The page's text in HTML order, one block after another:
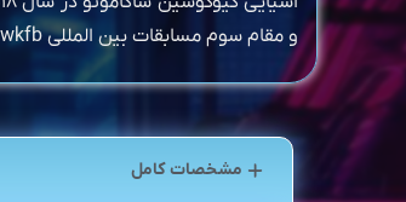
و مقام سوم مسابقات بین المللی wkfb درسال ۲۰۲۲ را کسب کردم
مشخصات کامل